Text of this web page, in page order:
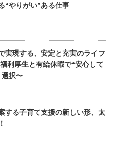
“やりがい”ある仕事
実現する、安定と充実のライフ
利厚生と有給休暇で“安心して
択〜
する子育て支援の新しい形、太